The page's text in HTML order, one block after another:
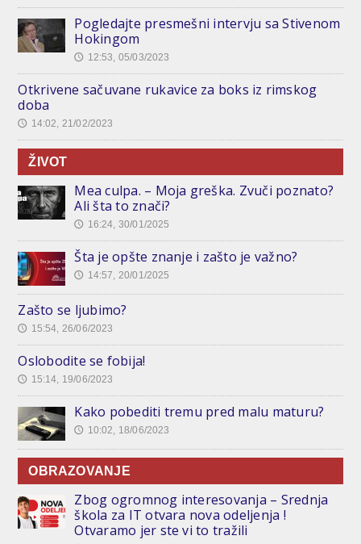
Pogledajte presmešni intervju sa Stivenom
Hokingom
🕔 12:53, 05/03/2023
Otkrivene sačuvane rukavice za boks iz rimskog
doba
🕔 14:02, 21/02/2023
ŽIVOT
Mea culpa. – Moja greška. Zvuči poznato?
Ali šta to znači?
🕔 16:24, 30/01/2025
Šta je opšte znanje i zašto je važno?
🕔 14:57, 20/01/2025
Zašto se ljubimo?
🕔 15:54, 26/06/2023
Oslobodite se fobija!
🕔 15:14, 19/06/2023
Kako pobediti tremu pred malu maturu?
🕔 10:02, 18/06/2023
OBRAZOVANJE
Zbog ogromnog interesovanja – Srednja
škola za IT otvara nova odeljenja !
Otvaramo jer ste vi to tražili